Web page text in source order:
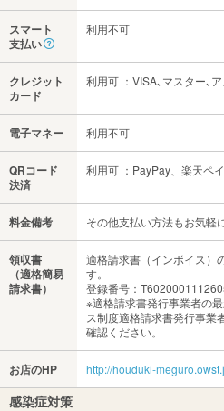
スマート
支払い
利用不可
クレジット
カード
利用可 ：VISA､マスター､
電子マネー 利用不可
QRコード
決済
利用可 ：PayPay、楽天ペ
料金備考 その他支払い方法もお気軽
領収書
（適格簡易
請求書）
適格請求書（インボイス）
す。
登録番号：
※適格請求書発行事業者の
ス制度適格請求書発行事業
確認ください。
お店のHP http://houduki-
感染症対策